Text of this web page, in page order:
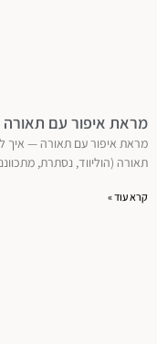
מראת איפור עם
מראת איפור עם תאורה — איך
תאורה (הוליווד, נסתרת,
קרא עוד »